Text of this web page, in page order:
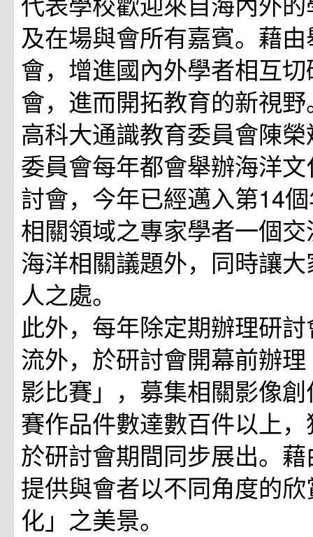
及在場與會所有嘉賓。藉
會，增進國內外學者相互
會，進而開拓教育的新視野
高科大通識教育委員會陳
委員會每年都會舉辦海洋
討會，今年已經邁入第14
相關領域之專家學者一個
海洋相關議題外，同時讓
人之處。
此外，每年除定期辦理研
流外，於研討會開幕前辦
影比賽」，募集相關影像
賽作品件數達數百件以上
於研討會期間同步展出。
提供與會者以不同角度的
化」之美景。